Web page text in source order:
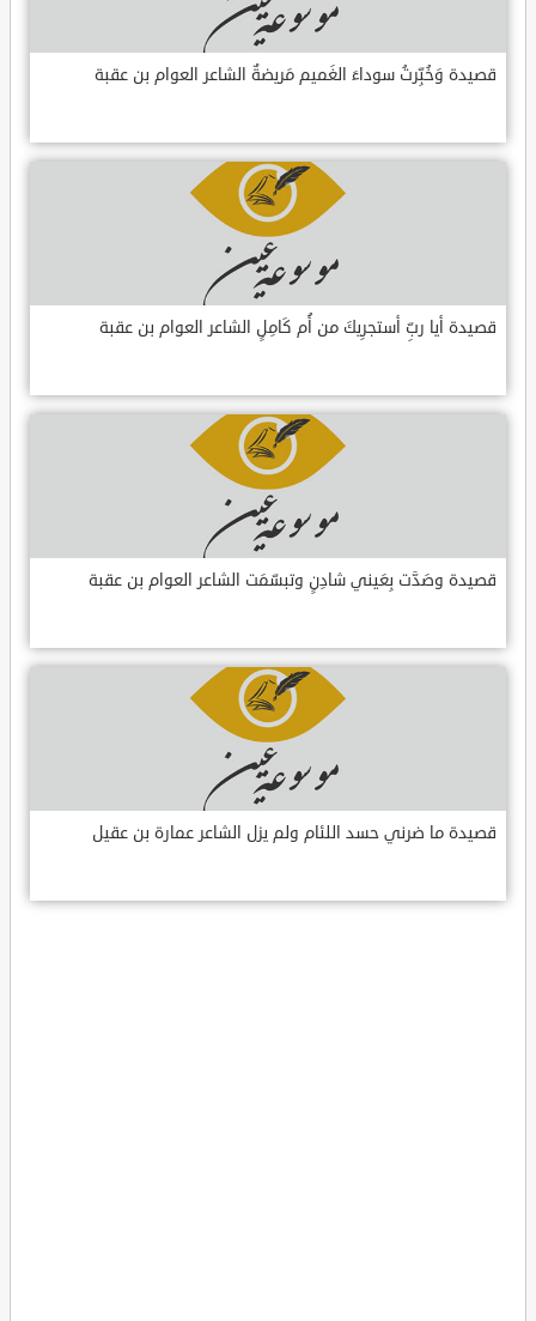
قصيدة وَخُبِّرتُ سوداءَ الغَميم مَريضةٌ الشاعر العوام بن عقبة
قصيدة أيا ربِّ أستجرِيكَ من أُم كَامِلٍ الشاعر العوام بن عقبة
قصيدة وصَدَّت بِعَيني شادِنٍ وتبسّمَت الشاعر العوام بن عقبة
قصيدة ما ضرني حسد اللئام ولم يزل الشاعر عمارة بن عقيل